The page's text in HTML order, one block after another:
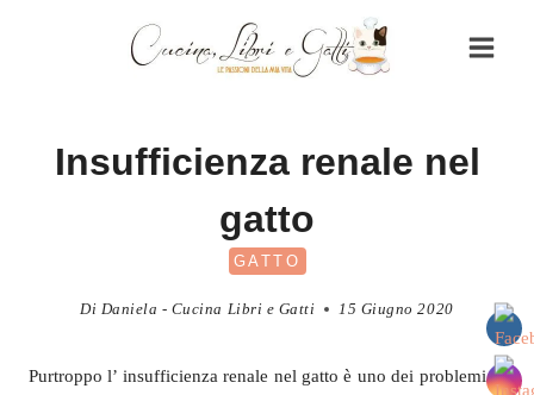
Insufficienza renale nel
gatto
GATTO
Di Daniela - Cucina Libri e Gatti 15 Giugno 2020
Purtroppo l’ insufficienza renale nel gatto è uno dei problemi di